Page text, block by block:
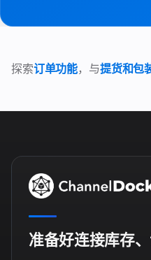
探索订单功能，与提货和包
准备好连接库存